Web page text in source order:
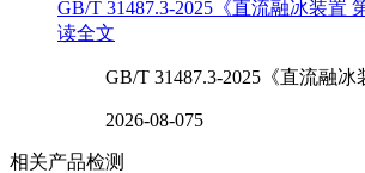
GB/T 31487.3-2025《直流融冰装置
读全文
GB/T 31487.3-2025《直流融冰
2026-08-075
相关产品检测